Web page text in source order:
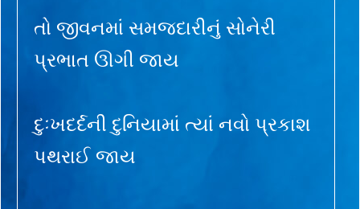
તો જીવનમાં સમજદારીનું સોનેરી
પ્રભાત ઊગી જાય
દુઃખદર્દની દુનિયામાં ત્યાં નવો પ્રકાશ
પથરાઈ જાય